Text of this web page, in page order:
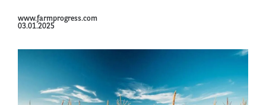
www.farmprogress.com
03.01.2025